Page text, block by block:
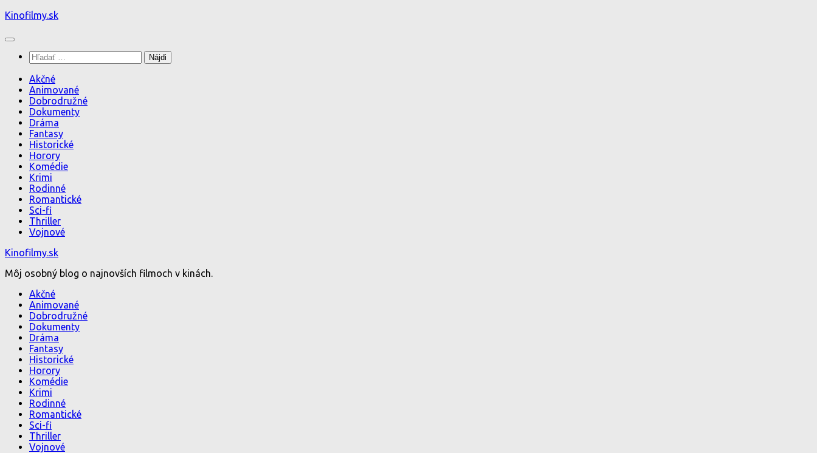
Preskočiť
obsah
Kinofilmy.sk
Hľadať:
Akčné
Animované
Dobrodružné
Dokumenty
Dráma
Fantasy
Historické
Horory
Komédie
Krimi
Rodinné
Romantické
Sci-fi
Thriller
Vojnové
Kinofilmy.sk
Môj osobný blog o najnovších filmoch v kinách.
Akčné
Animované
Dobrodružné
Dokumenty
Dráma
Fantasy
Historické
Horory
Komédie
Krimi
Rodinné
Romantické
Sci-fi
Thriller
Vojnové